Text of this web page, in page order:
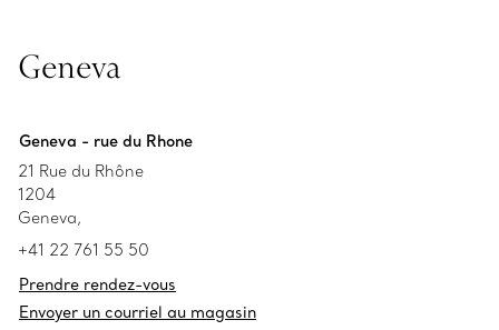
Geneva
Geneva - rue du Rhone
21 Rue du Rhône
1204
Geneva,
+41 22 761 55 50
Prendre rendez-vous
Envoyer un courriel au magasin